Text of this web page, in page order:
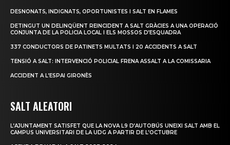
DESNONATS, INDIGNATS, OPORTUNISTES I SALT EN FLAMES
DETINGUT UN DELINQÜENT REINCIDENT A SALT GRÀCIES A UNA OPERACIÓ
CONJUNTA DE LA POLICIA LOCAL I ELS MOSSOS D’ESQUADRA
337 CONDUCTORS DE PATINETS MULTATS I 20 ACCIDENTS A SALT
TENSIÓ A SALT: INTERVENCIÓ POLICIAL FRENA ASSALT A LA COMISSARIA
ACCIDENT A L’ESPAI GIRONÈS
SALT ALEATORI
L’AJUNTAMENT SATISFET QUE LA NOVA L9 D’AUTOBÚS UNEIXI SALT AMB EL
CAMPUS UNIVERSITARI DE LA UDG A PARTIR DE L’OCTUBRE